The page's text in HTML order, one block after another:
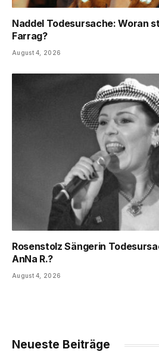
Naddel Todesursache: Woran
Farrag?
August 4, 2026
Rosenstolz Sängerin
AnNa R.?
August 4, 2026
Neueste Beiträge